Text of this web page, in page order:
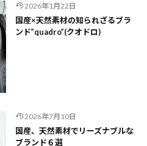
2026年1月22日
国産×天然素材の知られざるブラ
ンド”quadro”(クオドロ)
2026年7月10日
国産、天然素材でリーズナブルな
ブランド６選